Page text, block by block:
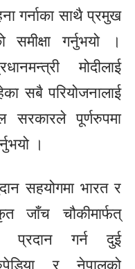
गर्नाका साथै प्रमुख
समीक्षा गर्नुभयो ।
मोदीलाई
सबै परियोजनालाई
सरकारले पूर्णरुपमा
।
सहयोगमा भारत र
जाँच चौकीमार्फत्
प्रदान गर्न दुई
र नेपालको